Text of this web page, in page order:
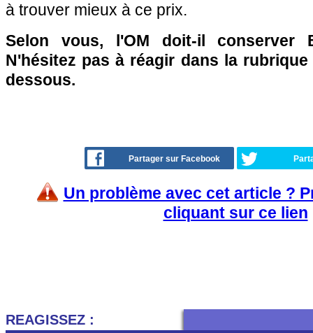
à trouver mieux à ce prix.
Selon vous, l'OM doit-il conserver
N'hésitez pas à réagir dans la rubrique
dessous.
Partager sur Facebook
Un problème avec cet article ?
cliquant sur ce lien
REAGISSEZ :